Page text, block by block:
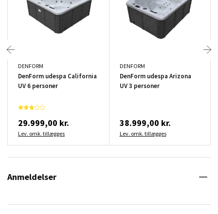
DENFORM
DenForm udespa California
UV 6 personer
29.999,00 kr.
Lev. omk. tillægges
DENFORM
DenForm udespa Arizona
UV 3 personer
38.999,00 kr.
Lev. omk. tillægges
Anmeldelser